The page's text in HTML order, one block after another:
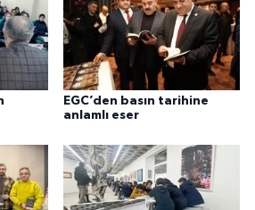
EGC’den basın tarihine
anlamlı eser